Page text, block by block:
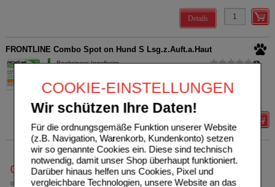
COOKIE-EINSTELLUNGEN
Wir schützen Ihre Daten!
Für die ordnungsgemäße Funktion unserer Website
(z.B. Navigation, Warenkorb, Kundenkonto) setzen
wir so genannte Cookies ein. Diese sind technisch
notwendig, damit unser Shop überhaupt funktioniert.
Darüber hinaus helfen uns Cookies, Pixel und
vergleichbare Technologien, unsere Website an das
Details
FRONTLINE Combo Spot on Hund S Lsg.z.Auft.a.Haut
Boehringer Ingelheim
17558574
0
Unser Preis
0800-10 11 422
gebührenfreie Rufnummer